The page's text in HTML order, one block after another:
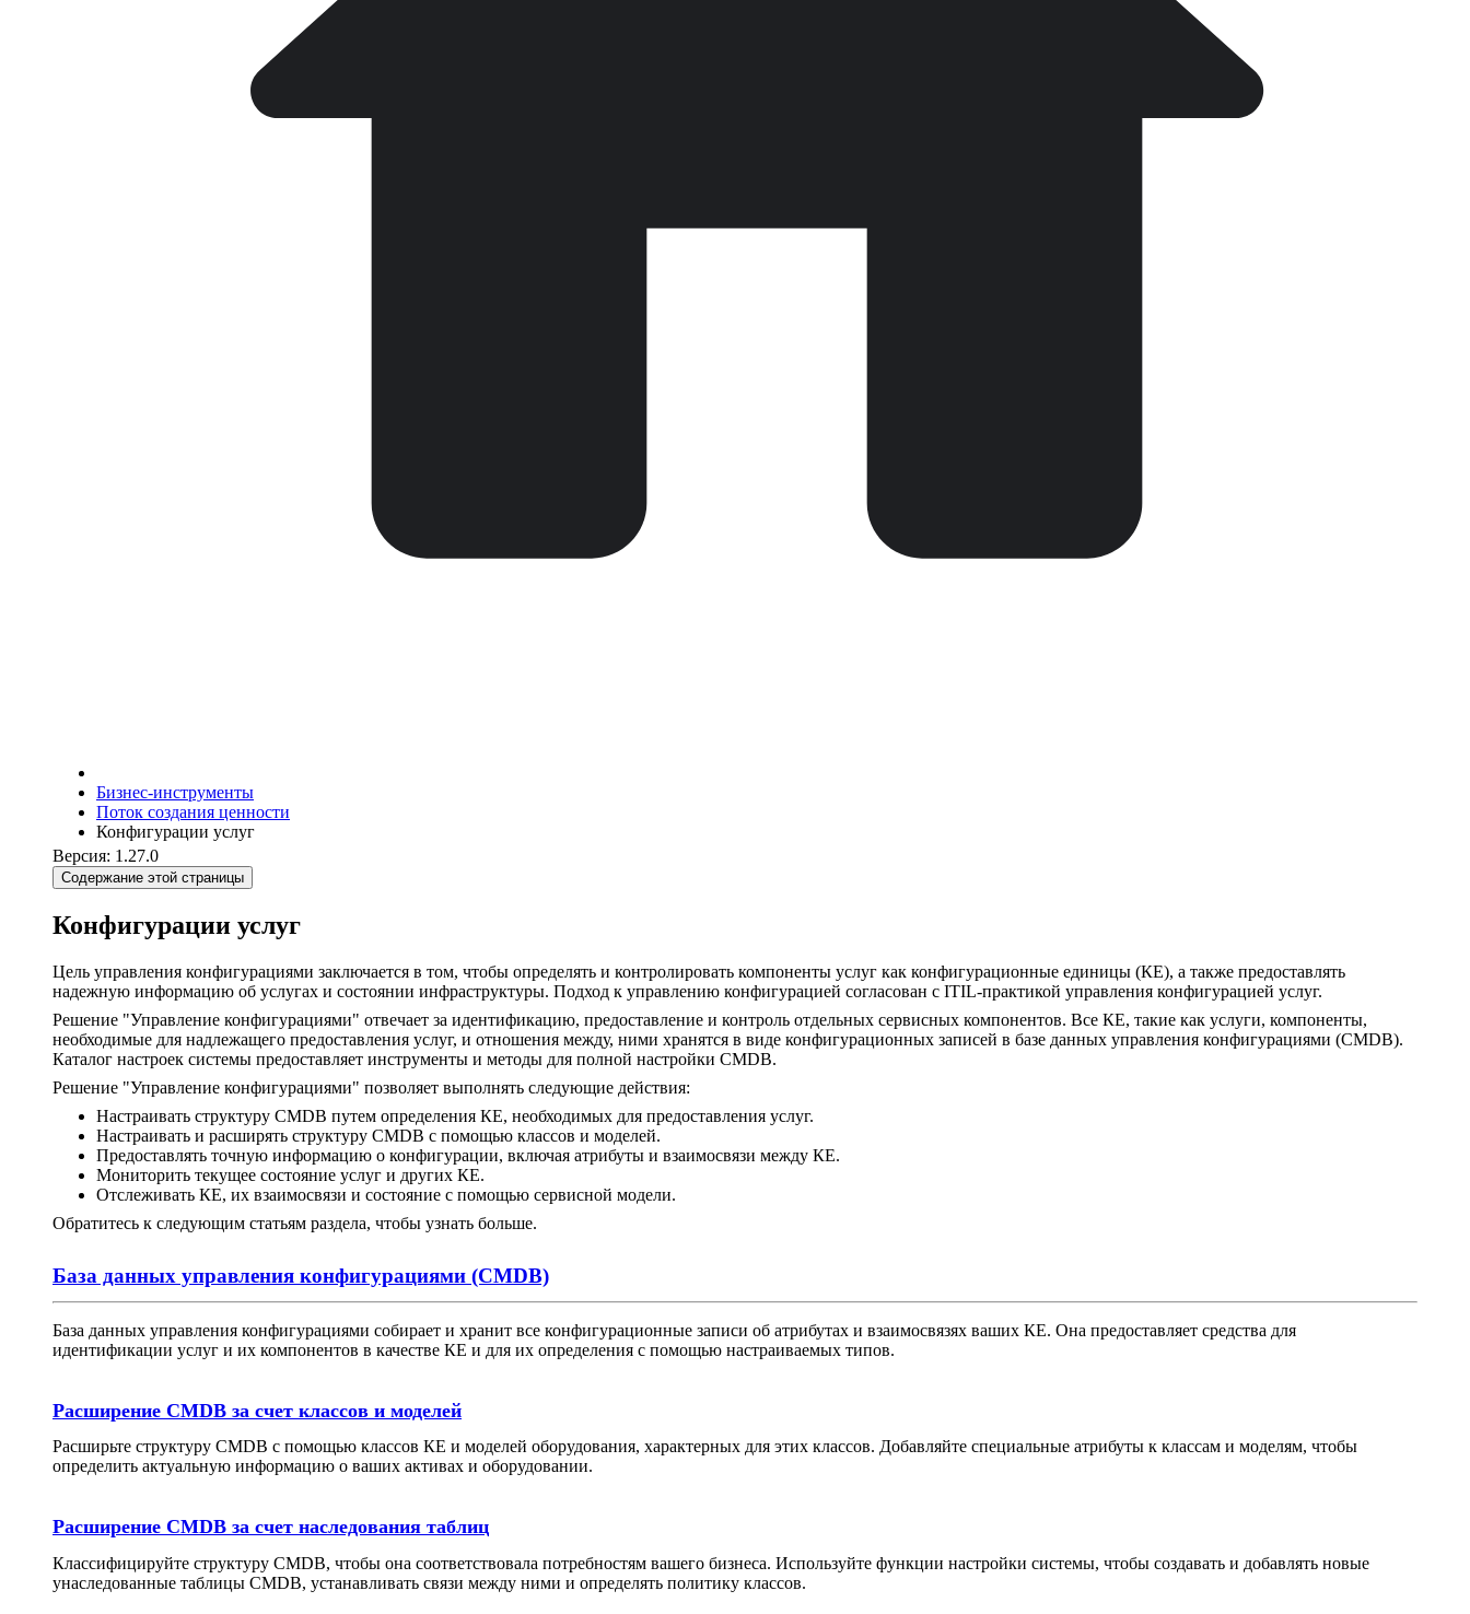
Бизнес-инструменты
Поток создания ценности
Конфигурации услуг
Версия: 1.27.0
Содержание этой страницы
Конфигурации услуг
Цель управления конфигурациями заключается в том, чтобы определять и контролировать компоненты услуг как конфигурационные единицы (КЕ), а также предоставлять
надежную информацию об услугах и состоянии инфраструктуры. Подход к управлению конфигурацией согласован с ITIL-практикой управления конфигурацией услуг.
Решение "Управление конфигурациями" отвечает за идентификацию, предоставление и контроль отдельных сервисных компонентов. Все КЕ, такие как услуги, компоненты,
необходимые для надлежащего предоставления услуг, и отношения между, ними хранятся в виде конфигурационных записей в базе данных управления конфигурациями (CMDB).
Каталог настроек системы предоставляет инструменты и методы для полной настройки CMDB.
Решение "Управление конфигурациями" позволяет выполнять следующие действия:
Настраивать структуру CMDB путем определения КЕ, необходимых для предоставления услуг.
Настраивать и расширять структуру CMDB с помощью классов и моделей.
Предоставлять точную информацию о конфигурации, включая атрибуты и взаимосвязи между КЕ.
Мониторить текущее состояние услуг и других КЕ.
Отслеживать КЕ, их взаимосвязи и состояние с помощью сервисной модели.
Обратитесь к следующим статьям раздела, чтобы узнать больше.
База данных управления конфигурациями (CMDB)
База данных управления конфигурациями собирает и хранит все конфигурационные записи об атрибутах и ​​взаимосвязях ваших КЕ. Она предоставляет средства для
идентификации услуг и их компонентов в качестве КЕ и для их определения с помощью настраиваемых типов.
Расширение CMDB за счет классов и моделей
Расширьте структуру CMDB с помощью классов КЕ и моделей оборудования, характерных для этих классов. Добавляйте специальные атрибуты к классам и моделям, чтобы
определить актуальную информацию о ваших активах и оборудовании.
Расширение CMDB за счет наследования таблиц
Классифицируйте структуру CMDB, чтобы она соответствовала потребностям вашего бизнеса. Используйте функции настройки системы, чтобы создавать и добавлять новые
унаследованные таблицы CMDB, устанавливать связи между ними и определять политику классов.